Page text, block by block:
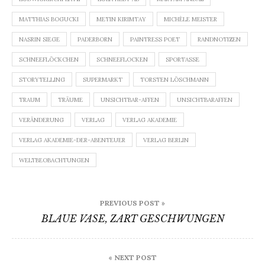
MATTHIAS BOGUCKI METIN KIRIMTAY MICHÈLE MEISTER
NASRIN SIEGE PADERBORN PAINTRESS POET RANDNOTIZEN
SCHNEEFLÖCKCHEN SCHNEEFLOCKEN SPORTASSE
STORYTELLING SUPERMARKT TORSTEN LÖSCHMANN
TRAUM TRÄUME UNSICHTBAR-AFFEN UNSICHTBARAFFEN
VERÄNDERUNG VERLAG VERLAG AKADEMIE
VERLAG AKADEMIE-DER-ABENTEUER VERLAG BERLIN
WELTBEOBACHTUNGEN
PREVIOUS POST »
BLAUE VASE, ZART GESCHWUNGEN
« NEXT POST